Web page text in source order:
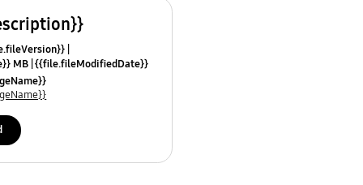
MB {{file.fileModifiedDate}}